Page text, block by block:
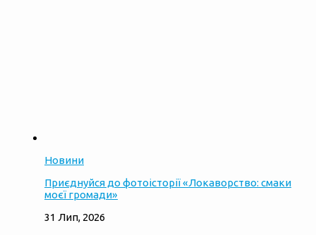
Новини
Приєднуйся до фотоісторії «Локаворство: смаки
моєї громади»
31 Лип, 2026